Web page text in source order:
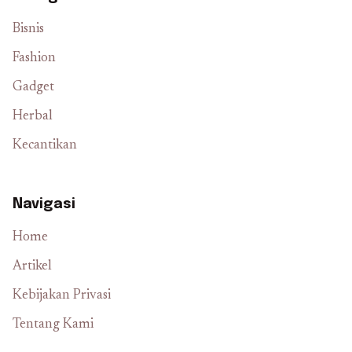
Bisnis
Fashion
Gadget
Herbal
Kecantikan
Navigasi
Home
Artikel
Kebijakan Privasi
Tentang Kami